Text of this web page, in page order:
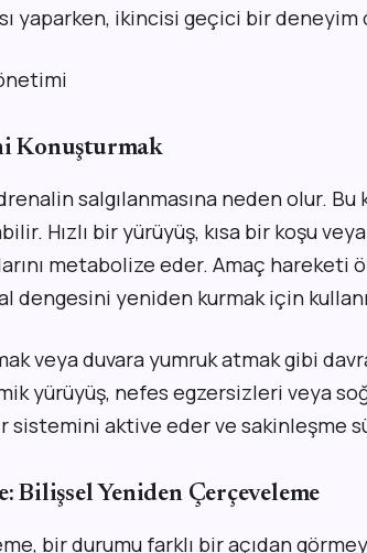
yaparken, ikincisi geçici bir deneyim
Konuşturmak
salgılanmasına neden olur.
Hızlı bir yürüyüş, kısa bir koşu
metabolize eder. Amaç hareketi
dengesini yeniden kurmak için
veya duvara yumruk atmak gibi
yürüyüş, nefes egzersizleri veya
sistemini aktive eder ve sakinleşme
Bilişsel Yeniden Çerçeveleme
bir durumu farklı bir açıdan